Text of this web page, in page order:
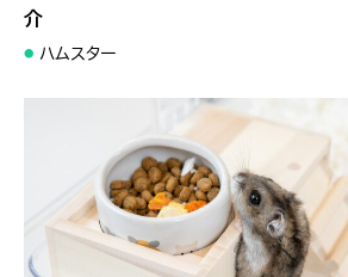
介
ハムスター